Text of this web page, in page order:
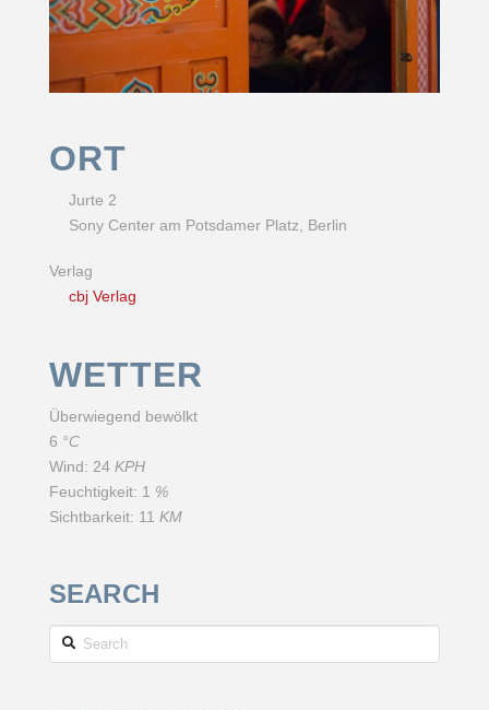
ORT
Jurte 2
Sony Center am Potsdamer Platz, Berlin
Verlag
cbj Verlag
WETTER
Überwiegend bewölkt
6 °C
Wind: 24KPH
Feuchtigkeit: 1 %
Sichtbarkeit: 11 KM
SEARCH
Search